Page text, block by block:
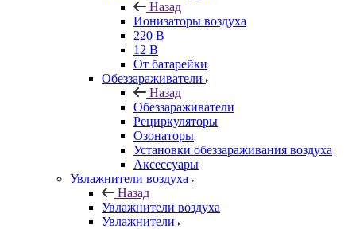
Назад
Ионизаторы воздуха
220 В
12 В
От батарейки
Обеззараживатели
Назад
Обеззараживатели
Рециркуляторы
Озонаторы
Установки обеззараживания воздуха
Аксессуары
Увлажнители воздуха
Назад
Увлажнители воздуха
Увлажнители